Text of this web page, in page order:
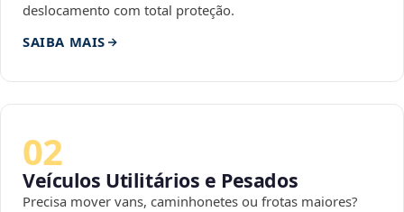
deslocamento com total proteção.
SAIBA MAIS
02
Veículos Utilitários e Pesados
Precisa mover vans, caminhonetes ou frotas maiores?